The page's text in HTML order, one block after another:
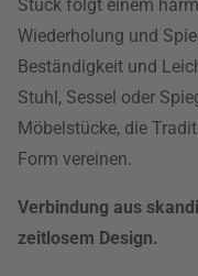
Stück folgt einem
Wiederholung und
Beständigkeit und
Stuhl, Sessel oder
Möbelstücke, die
Form vereinen.
Verbindung aus
zeitlosem Design.